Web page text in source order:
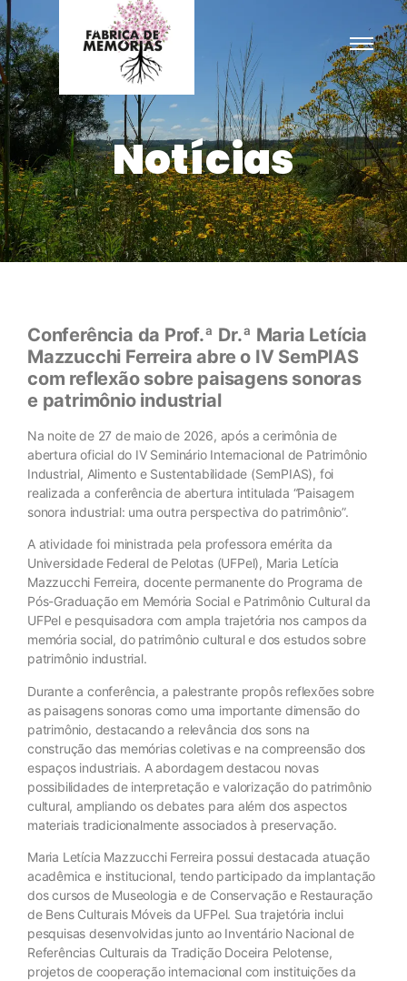
Notícias
Conferência da Prof.ª Dr.ª Maria Letícia
Mazzucchi Ferreira abre o IV SemPIAS
com reflexão sobre paisagens sonoras
e patrimônio industrial
Na noite de 27 de maio de 2026, após a cerimônia de
abertura oficial do IV Seminário Internacional de Patrimônio
Industrial, Alimento e Sustentabilidade (SemPIAS), foi
realizada a conferência de abertura intitulada “Paisagem
sonora industrial: uma outra perspectiva do patrimônio”.
A atividade foi ministrada pela professora emérita da
Universidade Federal de Pelotas (UFPel), Maria Letícia
Mazzucchi Ferreira, docente permanente do Programa de
Pós-Graduação em Memória Social e Patrimônio Cultural da
UFPel e pesquisadora com ampla trajetória nos campos da
memória social, do patrimônio cultural e dos estudos sobre
patrimônio industrial.
Durante a conferência, a palestrante propôs reflexões sobre
as paisagens sonoras como uma importante dimensão do
patrimônio, destacando a relevância dos sons na
construção das memórias coletivas e na compreensão dos
espaços industriais. A abordagem destacou novas
possibilidades de interpretação e valorização do patrimônio
cultural, ampliando os debates para além dos aspectos
materiais tradicionalmente associados à preservação.
Maria Letícia Mazzucchi Ferreira possui destacada atuação
acadêmica e institucional, tendo participado da implantação
dos cursos de Museologia e de Conservação e Restauração
de Bens Culturais Móveis da UFPel. Sua trajetória inclui
pesquisas desenvolvidas junto ao Inventário Nacional de
Referências Culturais da Tradição Doceira Pelotense,
projetos de cooperação internacional com instituições da